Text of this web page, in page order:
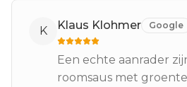
K Klaus Klohmer Google
Een echte aanrader
roomsaus met